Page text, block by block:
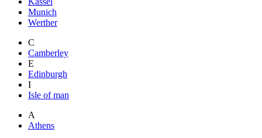
Munich
Werther
C
Camberley
E
Edinburgh
I
Isle of man
A
Athens